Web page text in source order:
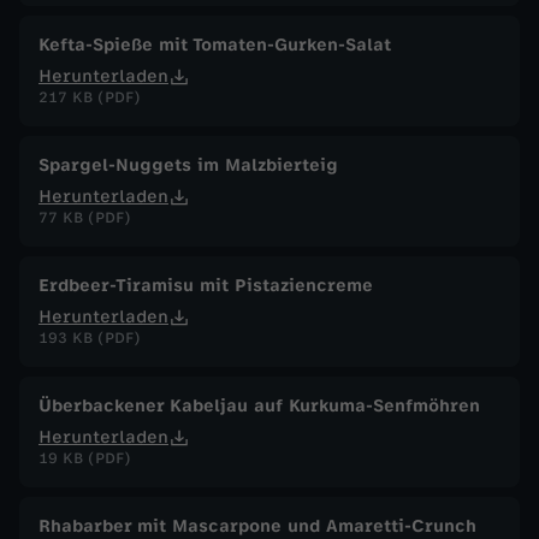
Kefta-Spieße mit Tomaten-Gurken-Salat
Herunterladen
217 KB (PDF)
Spargel-Nuggets im Malzbierteig
Herunterladen
77 KB (PDF)
Erdbeer-Tiramisu mit Pistaziencreme
Herunterladen
193 KB (PDF)
Überbackener Kabeljau auf Kurkuma-Senfmöhren
Herunterladen
19 KB (PDF)
Rhabarber mit Mascarpone und Amaretti-Crunch